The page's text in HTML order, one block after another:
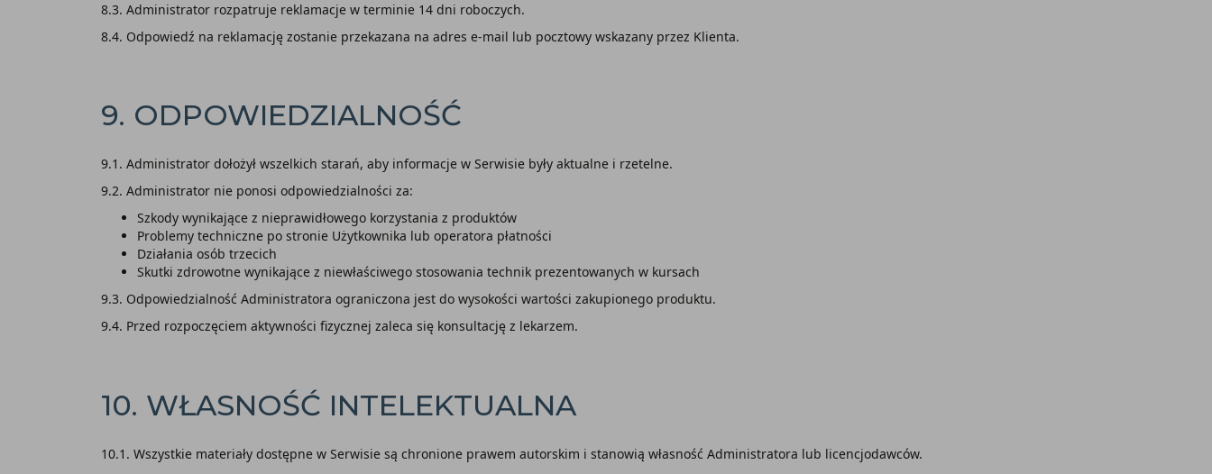
8.3. Administrator rozpatruje reklamacje w terminie 14 dni roboczych.
8.4. Odpowiedź na reklamację zostanie przekazana na adres e-mail lub pocztowy wskazany przez Klienta.
9. ODPOWIEDZIALNOŚĆ
9.1. Administrator dołożył wszelkich starań, aby informacje w Serwisie były aktualne i rzetelne.
9.2. Administrator nie ponosi odpowiedzialności za:
Szkody wynikające z nieprawidłowego korzystania z produktów
Problemy techniczne po stronie Użytkownika lub operatora płatności
Działania osób trzecich
Skutki zdrowotne wynikające z niewłaściwego stosowania technik prezentowanych w kursach
9.3. Odpowiedzialność Administratora ograniczona jest do wysokości wartości zakupionego produktu.
9.4. Przed rozpoczęciem aktywności fizycznej zaleca się konsultację z lekarzem.
10. WŁASNOŚĆ INTELEKTUALNA
10.1. Wszystkie materiały dostępne w Serwisie są chronione prawem autorskim i stanowią własność Administratora lub licencjodawców.